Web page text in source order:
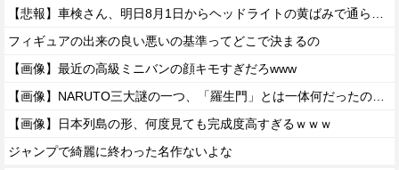
フィギュアの出来の良い悪いの基準ってどこで決まるの
【画像】最近の高級ミニバンの顔キモすぎだろwww
【画像】日本列島の形、何度見ても完成度高すぎるｗｗｗ
ジャンプで綺麗に終わった名作ないよな